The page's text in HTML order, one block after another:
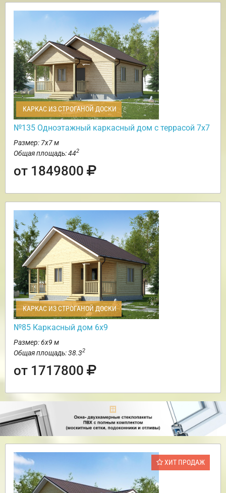
КАРКАС ИЗ СТРОГАНОЙ ДОСКИ
№135 Одноэтажный каркасный дом с террасой 7х7
Размер: 7х7 м
Общая площадь: 442
от 1849800
КАРКАС ИЗ СТРОГАНОЙ ДОСКИ
№85 Каркасный дом 6х9
Размер: 6х9 м
Общая площадь: 38.32
от 1717800
ХИТ ПРОДАЖ